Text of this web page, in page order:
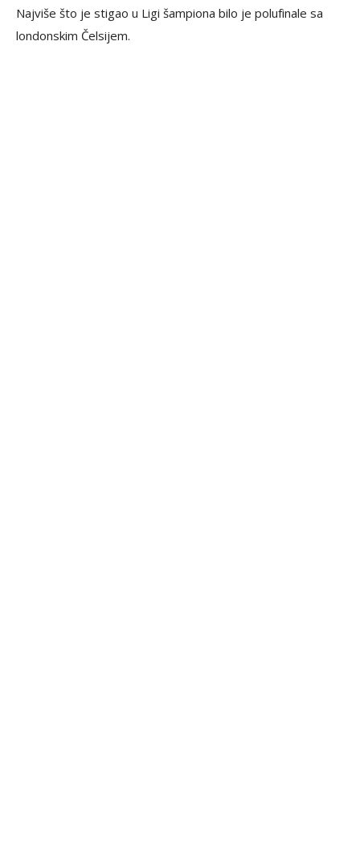
Najviše što je stigao u Ligi šampiona bilo je polufinale sa
londonskim Čelsijem.